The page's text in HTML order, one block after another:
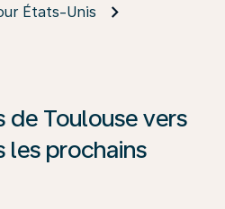
États-Unis
de Toulouse vers
les prochains
disponible, cliquez sur «